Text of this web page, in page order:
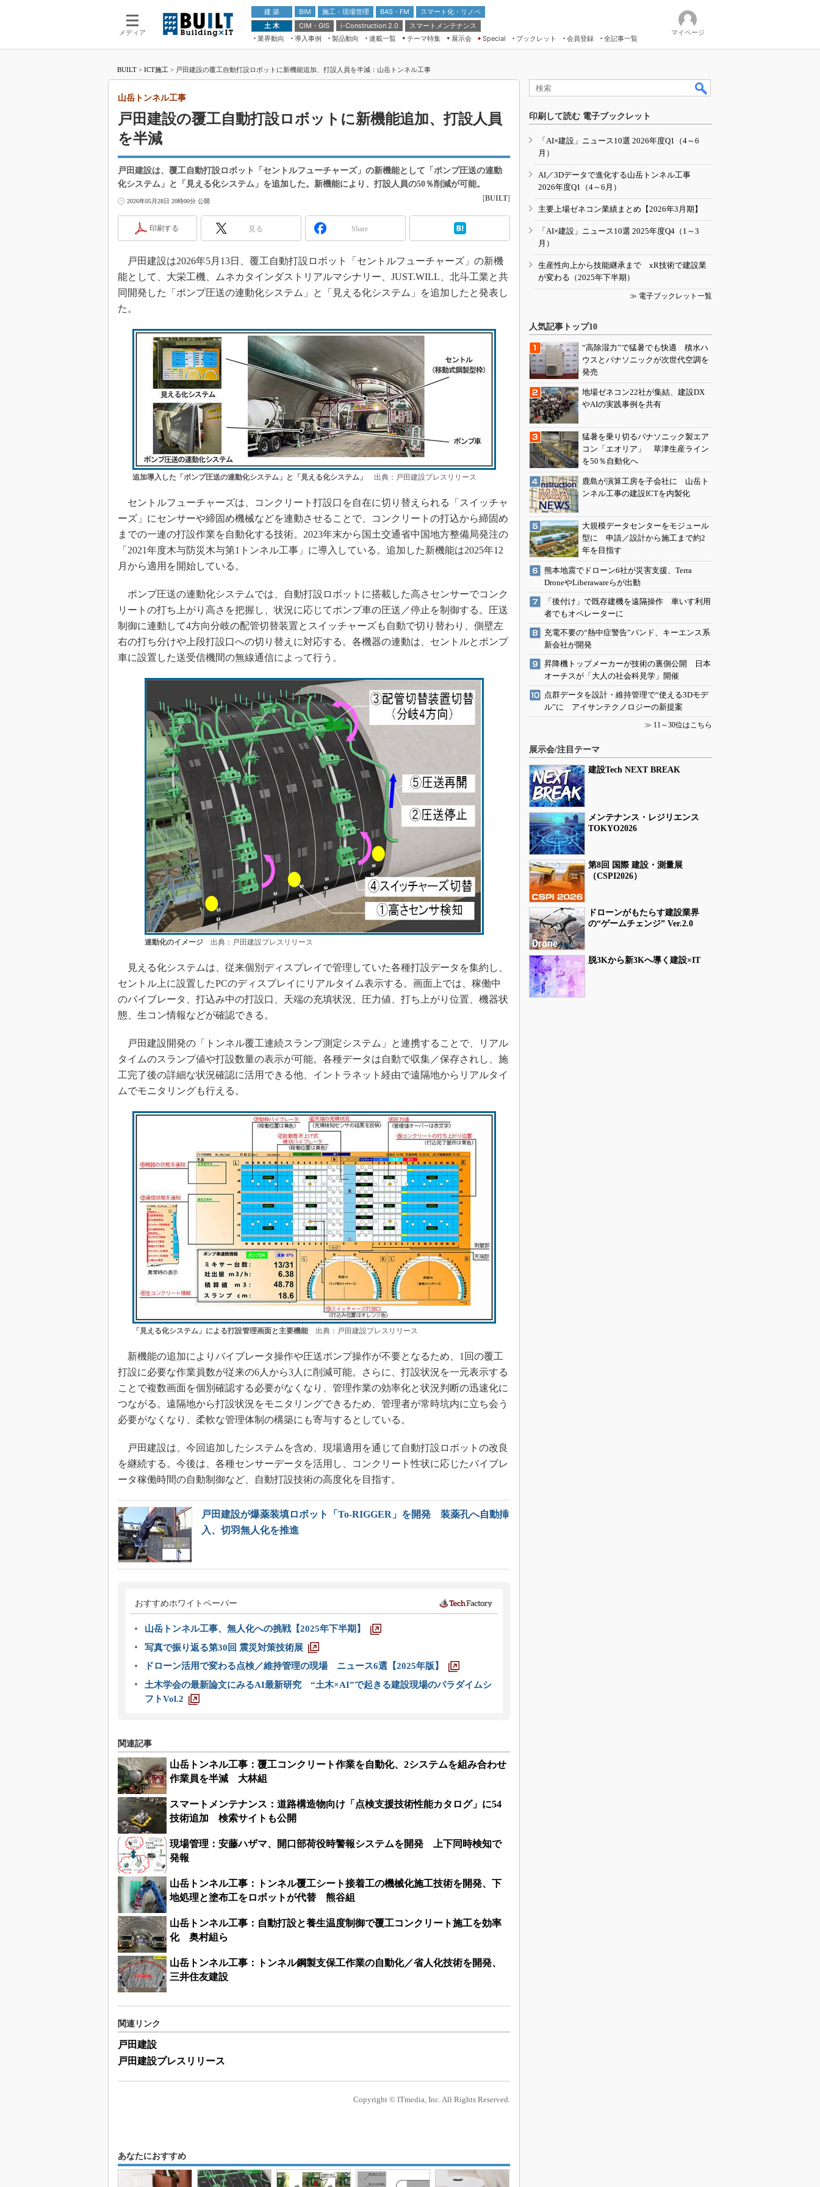
メディア
建 築 BIM 施工・現場管理 BAS・FM
スマート化・リノベ
土 木
CIM・GIS i-Construction 2.0
スマートメンテナンス
業界動向
導入事例 製品動向 連載一覧
テーマ特集
ドローンがもたらす建設業界の“ゲー
ムチェンジ” Ver.2.0
“Society5.0”時代のスマートビル
展示会
第8回 国際 建設・測量展
築・土木・不動産の先端技術展－
メンテナンス・レジリエンスOSAKA
日本 ものづくりワールド 2020
IGAS2018
Special ブックレット 会員登録 全記事一覧
マイページ
BUILT > ICT施工 > 戸田建設の覆工自動打設ロボットに新機能追加、打設人員を半減：山岳トンネル工事
戸田建設の覆工自動打設ロボットに新機能追加、打設人員
を半減
山岳トンネル工事
戸田建設は、覆工自動打設ロボット「セントルフューチャーズ」の新機能として「ポンプ圧送の連動
化システム」と「見える化システム」を追加した。新機能により、打設人員の50％削減が可能。
2026年05月28日 20時00分 公開 [BUILT]
印刷する 見る Share
戸田建設は2026年5月13日、覆工自動打設ロボット「セントルフューチャーズ」の新機
能として、大栄工機、ムネカタインダストリアルマシナリー、JUST.WILL、北斗工業と共
同開発した「ポンプ圧送の連動化システム」と「見える化システム」を追加したと発表し
た。
追加導入した「ポンプ圧送の連動化システム」と「見える化システム」 出典：戸田建設プレスリリース
セントルフューチャーズは、コンクリート打設口を自在に切り替えられる「スイッチャ
ーズ」にセンサーや締固め機械などを連動させることで、コンクリートの打込から締固め
までの一連の打設作業を自動化する技術。2023年末から国土交通省中国地方整備局発注の
「2021年度木与防災木与第1トンネル工事」に導入している。追加した新機能は2025年12
月から適用を開始している。
ポンプ圧送の連動化システムでは、自動打設ロボットに搭載した高さセンサーでコンク
リートの打ち上がり高さを把握し、状況に応じてポンプ車の圧送／停止を制御する。圧送
制御に連動して4方向分岐の配管切替装置とスイッチャーズも自動で切り替わり、側壁左
右の打ち分けや上段打設口への切り替えに対応する。各機器の連動は、セントルとポンプ
車に設置した送受信機間の無線通信によって行う。
連動化のイメージ出典：戸田建設プレスリリース
見える化システムは、従来個別ディスプレイで管理していた各種打設データを集約し、
セントル上に設置したPCのディスプレイにリアルタイム表示する。画面上では、稼働中
のバイブレータ、打込み中の打設口、天端の充填状況、圧力値、打ち上がり位置、機器状
態、生コン情報などが確認できる。
戸田建設開発の「トンネル覆工連続スランプ測定システム」と連携することで、リアル
タイムのスランプ値や打設数量の表示が可能。各種データは自動で収集／保存されし、施
工完了後の詳細な状況確認に活用できる他、イントラネット経由で遠隔地からリアルタイ
ムでモニタリングも行える。
「見える化システム」による打設管理画面と主要機能出典：戸田建設プレスリリース
新機能の追加によりバイブレータ操作や圧送ポンプ操作が不要となるため、1回の覆工
打設に必要な作業員数が従来の6人から3人に削減可能。さらに、打設状況を一元表示する
ことで複数画面を個別確認する必要がなくなり、管理作業の効率化と状況判断の迅速化に
つながる。遠隔地から打設状況をモニタリングできるため、管理者が常時坑内に立ち会う
必要がなくなり、柔軟な管理体制の構築にも寄与するとしている。
戸田建設は、今回追加したシステムを含め、現場適用を通じて自動打設ロボットの改良
を継続する。今後は、各種センサーデータを活用し、コンクリート性状に応じたバイブレ
ータ稼働時間の自動制御など、自動打設技術の高度化を目指す。
戸田建設が爆薬装填ロボット「To-RIGGER」を開発 装薬孔へ自動挿
入、切羽無人化を推進
おすすめホワイトペーパー
山岳トンネル工事、無人化への挑戦【2025年下半期】
写真で振り返る第30回 震災対策技術展
ドローン活用で変わる点検／維持管理の現場 ニュース6選【2025年版】
土木学会の最新論文にみるAI最新研究 “土木×AI”で起きる建設現場のパラダイムシ
フトVol.2
関連記事
山岳トンネル工事：覆工コンクリート作業を自動化、2システムを組み合わせ
作業員を半減 大林組
スマートメンテナンス：道路構造物向け「点検支援技術性能カタログ」に54
技術追加 検索サイトも公開
現場管理：安藤ハザマ、開口部荷役時警報システムを開発 上下同時検知で
発報
山岳トンネル工事：トンネル覆工シート接着工の機械化施工技術を開発、下
地処理と塗布工をロボットが代替 熊谷組
山岳トンネル工事：自動打設と養生温度制御で覆工コンクリート施工を効率
化 奥村組ら
山岳トンネル工事：トンネル鋼製支保工作業の自動化／省人化技術を開発、
三井住友建設
関連リンク
戸田建設
戸田建設プレスリリース
Copyright © ITmedia, Inc. All Rights Reserved.
あなたにおすすめ
印刷して読む 電子ブックレット
「AI×建設」ニュース10選 2026年度Q1（4～6
月）
AI／3Dデータで進化する山岳トンネル工事
2026年度Q1（4～6月）
主要上場ゼネコン業績まとめ【2026年3月期】
「AI×建設」ニュース10選 2025年度Q4（1～3
月）
生産性向上から技能継承まで xR技術で建設業
が変わる（2025年下半期）
≫ 電子ブックレット一覧
人気記事トップ10
“高除湿力”で猛暑でも快適 積水ハ
ウスとパナソニックが次世代空調を
発売
地場ゼネコン22社が集結、建設DX
やAIの実践事例を共有
猛暑を乗り切るパナソニック製エア
コン「エオリア」 草津生産ライン
を50％自動化へ
鹿島が演算工房を子会社に 山岳ト
ンネル工事の建設ICTを内製化
大規模データセンターをモジュール
型に 申請／設計から施工まで約2
年を目指す
熊本地震でドローン6社が災害支援、Terra
DroneやLiberawareらが出動
「後付け」で既存建機を遠隔操作 車いす利用
者でもオペレーターに
充電不要の“熱中症警告”バンド、キーエンス系
新会社が開発
昇降機トップメーカーが技術の裏側公開 日本
オーチスが「大人の社会科見学」開催
点群データを設計・維持管理で“使える3Dモデ
ル”に アイサンテクノロジーの新提案
≫ 11～30位はこちら
展示会/注目テーマ
建設Tech NEXT BREAK
メンテナンス・レジリエンス
TOKYO2026
第8回 国際 建設・測量展
（CSPI2026）
ドローンがもたらす建設業界
の“ゲームチェンジ” Ver.2.0
脱3Kから新3Kへ導く建設×IT